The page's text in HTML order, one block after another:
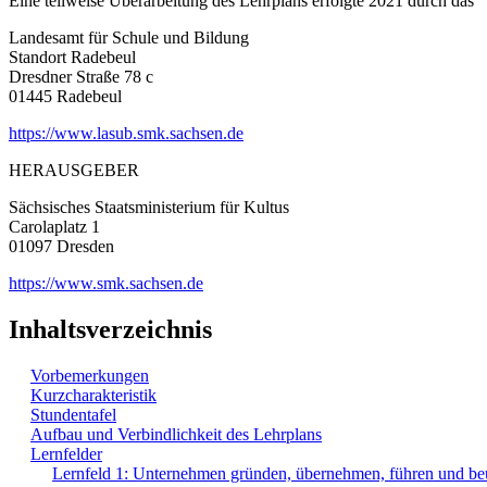
Landesamt für Schule und Bildung
Standort Radebeul
Dresdner Straße 78 c
01445 Radebeul
https://www.lasub.smk.sachsen.de
HERAUSGEBER
Sächsisches Staatsministerium für Kultus
Carolaplatz 1
01097 Dresden
https://www.smk.sachsen.de
Inhaltsverzeichnis
Vorbemerkungen
Kurzcharakteristik
Stundentafel
Aufbau und Verbindlichkeit des Lehrplans
Lernfelder
Lernfeld 1: Unternehmen gründen, übernehmen, führen und